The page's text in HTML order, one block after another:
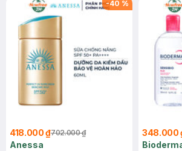
-40 %
418.000 ₫702.000 ₫
Anessa
348.000